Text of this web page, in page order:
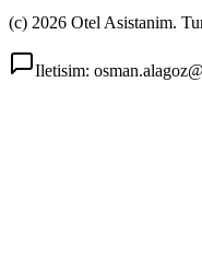
(c) 2026 Otel Asistanim.
Iletisim: